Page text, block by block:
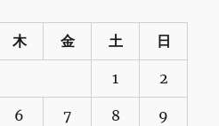
木 金 土 日
1 2
6 7 8 9